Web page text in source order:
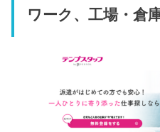
ワーク、工場・倉